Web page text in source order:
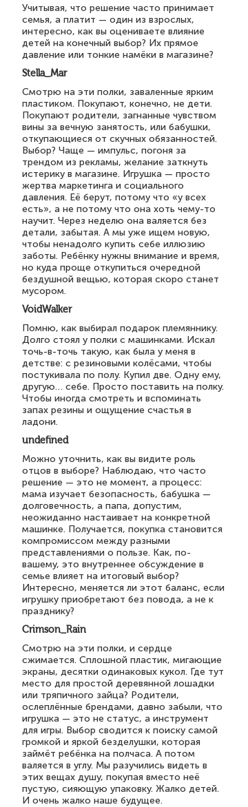
Учитывая, что решение часто принимает
семья, а платит — один из взрослых,
интересно, как вы оцениваете влияние
детей на конечный выбор? Их прямое
давление или тонкие намёки в магазине?
Stella_Mar
Смотрю на эти полки, заваленные ярким
пластиком. Покупают, конечно, не дети.
Покупают родители, загнанные чувством
вины за вечную занятость, или бабушки,
откупающиеся от скучных обязанностей.
Выбор? Чаще — импульс, погоня за
трендом из рекламы, желание заткнуть
истерику в магазине. Игрушка — просто
жертва маркетинга и социального
давления. Её берут, потому что «у всех
есть», а не потому что она хоть чему-то
научит. Через неделю она валяется без
детали, забытая. А мы уже ищем новую,
чтобы ненадолго купить себе иллюзию
заботы. Ребёнку нужны внимание и время,
но куда проще откупиться очередной
бездушной вещью, которая скоро станет
мусором.
VoidWalker
Помню, как выбирал подарок племяннику.
Долго стоял у полки с машинками. Искал
точь-в-точь такую, как была у меня в
детстве: с резиновыми колёсами, чтобы
постукивала по полу. Купил две. Одну ему,
другую… себе. Просто поставить на полку.
Чтобы иногда смотреть и вспоминать
запах резины и ощущение счастья в
ладони.
undefined
Можно уточнить, как вы видите роль
отцов в выборе? Наблюдаю, что часто
решение — это не момент, а процесс:
мама изучает безопасность, бабушка —
долговечность, а папа, допустим,
неожиданно настаивает на конкретной
машинке. Получается, покупка становится
компромиссом между разными
представлениями о пользе. Как, по-
вашему, это внутреннее обсуждение в
семье влияет на итоговый выбор?
Интересно, меняется ли этот баланс, если
игрушку приобретают без повода, а не к
празднику?
Crimson_Rain
Смотрю на эти полки, и сердце
сжимается. Сплошной пластик, мигающие
экраны, десятки одинаковых кукол. Где тут
место для простой деревянной лошадки
или тряпичного зайца? Родители,
ослеплённые брендами, давно забыли, что
игрушка — это не статус, а инструмент
для игры. Выбор сводится к поиску самой
громкой и яркой безделушки, которая
займёт ребёнка на полчаса. А потом
валяется в углу. Мы разучились видеть в
этих вещах душу, покупая вместо неё
пустую, сияющую упаковку. Жалко детей.
И очень жалко наше будущее.